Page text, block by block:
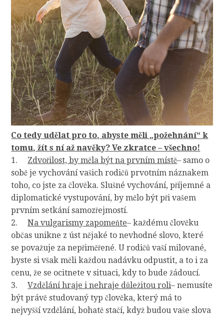
Co tedy udělat pro to, abyste měli „požehnání“ k
tomu, žít s ní až navěky? Ve zkratce – všechno!
1. Zdvořilost, by měla být na prvním místě– samo o
sobě je vychování vašich rodičů prvotním náznakem
toho, co jste za člověka. Slušné vychování, příjemné a
diplomatické vystupování, by mělo být při vašem
prvním setkání samozřejmostí.
2.Na vulgarismy zapomeňte– každému člověku
občas unikne z úst nějaké to nevhodné slovo, které
se považuje za nepřiměřené. U rodičů vaší milované,
byste si však měli každou nadávku odpustit, a to i za
cenu, že se ocitnete v situaci, kdy to bude žádoucí.
3.Vzdělání hraje i nehraje důležitou roli– nemusíte
být právě studovaný typ člověka, který má to
nejvyšší vzdělání, bohatě stačí, když budou vaše slova